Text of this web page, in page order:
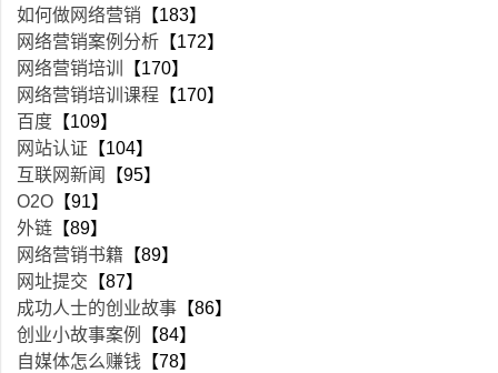
如何做网络营销 【183】
网络营销案例分析 【172】
网络营销培训
【170】
网络营销培训课程 【170】
百度 【109】
网站认证 【104】
互联网新闻
【95】
O2O 【91】
外链 【89】
网络营销书籍 【89】
网址提交 【87】
成功人士的创业故事 【86】
创业小故事案例
【84】
自媒体怎么赚钱 【78】